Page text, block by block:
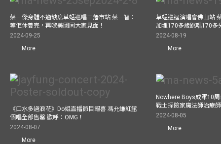
蔡一傑身體不適缺席草蜢巡唱三藩市站 蔡一智：
等佢休養完，再嚟美國同大家見面！
2024-09-25
More
草蜢巡迴演唱會佛山站
加埋170多歲跳唱170多
2024-08-19
More
《口水多過浪花》Do姐直播節目報喜 馮允謙紅館
個唱全部售罄 歡呼：OMG！
2024-08-07
More
Nowhere Boys成軍10
戰士探險家魔法師治療
2024-08-05
More